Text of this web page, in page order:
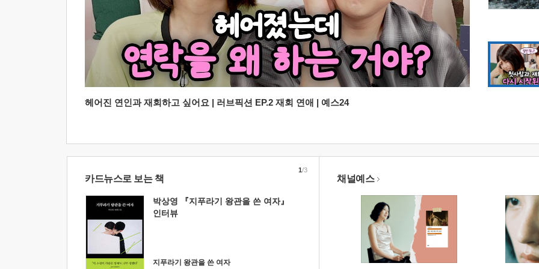
헤어진 연인과 재회하고 싶어요 | 러브픽션 EP.2 재회 연애 | 예스24
카드뉴스로 보는 책
박상영 『지푸라기 왕관을 쓴 여자』
인터뷰
지푸라기 왕관을 쓴 여자
1/3
채널예스